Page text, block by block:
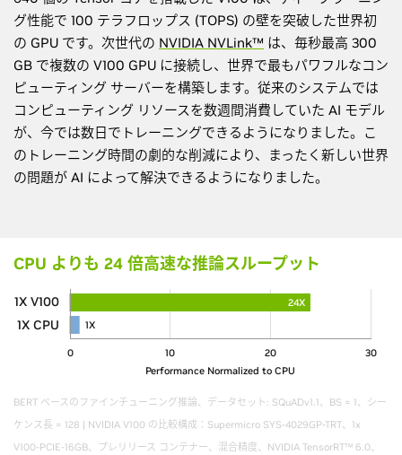
グ性能で 100 テラフロップス (TOPS) の壁を突破した世界初
の GPU です。次世代の NVIDIA NVLink™ は、毎秒最高 300
GB で複数の V100 GPU に接続し、世界で最もパワフルなコン
ピューティング サーバーを構築します。従来のシステムでは
コンピューティング リソースを数週間消費していた AI モデル
が、今では数日でトレーニングできるようになりました。こ
のトレーニング時間の劇的な削減により、まったく新しい世界
の問題が AI によって解決できるようになりました。
CPU よりも 24 倍高速な推論スループット
0 10 20 30
24X
1X
Performance Normalized to CPU
1X V100
1X CPU
BERT ベースのファインチューニング推論、データセット: SQuADv1.1、BS = 1、シー
ケンス長 = 128 | NVIDIA V100 の比較構成：Supermicro SYS-4029GP-TRT、1x
V100-PCIE-16GB、プレリリース コンテナー、混合精度、NVIDIA TensorRT™ 6.0、